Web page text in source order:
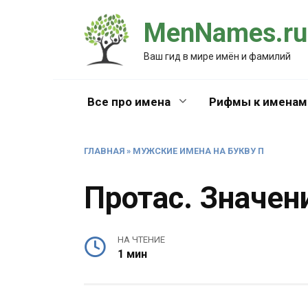
MenNames.ru
Ваш гид в мире имён и фамилий
Все про имена Рифмы к именам
ГЛАВНАЯ » МУЖСКИЕ ИМЕНА НА БУКВУ П
Протас.
НА ЧТЕНИЕ
1 мин